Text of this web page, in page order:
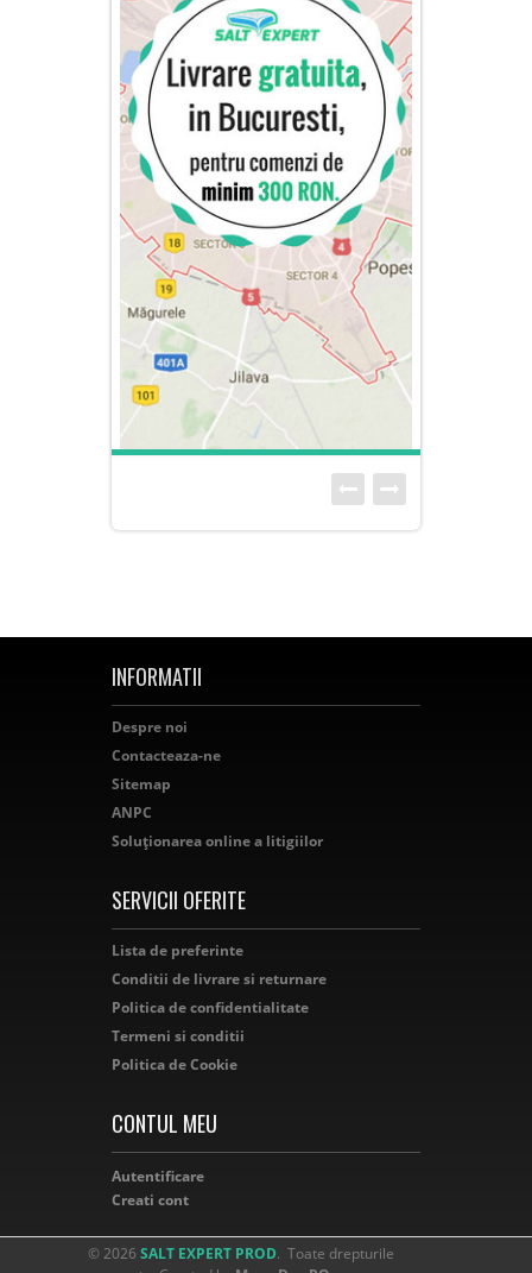
INFORMATII
Despre noi
Contacteaza-ne
Sitemap
ANPC
Soluționarea online a litigiilor
SERVICII OFERITE
Lista de preferinte
Conditii de livrare si returnare
Politica de confidentialitate
Termeni si conditii
Politica de Cookie
CONTUL MEU
Autentificare
Creati cont
© 2026 SALT EXPERT PROD. Toate drepturile